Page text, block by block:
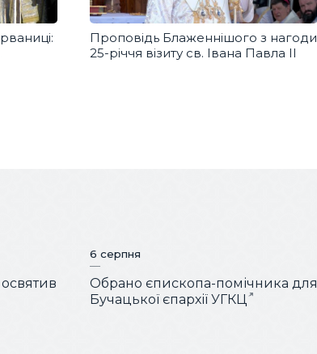
Проповідь Блаженнішого з нагоди
25-річчя візиту св. Івана Павла ІІ
6 серпня
Обрано єпископа-помічника для
Бучацької єпархії УГКЦ